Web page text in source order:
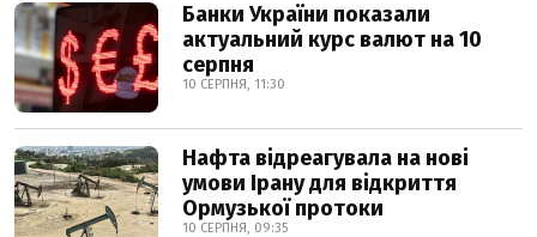
Банки України показали
актуальний курс валют на 10
серпня
10 СЕРПНЯ, 11:30
Нафта відреагувала на нові
умови Ірану для відкриття
Ормузької протоки
10 СЕРПНЯ, 09:35